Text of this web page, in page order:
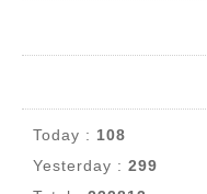
Today : 108
Yesterday : 299